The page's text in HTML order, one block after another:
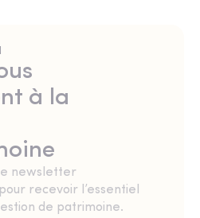
à la
newsletter
recevoir l’essentiel
de patrimoine.